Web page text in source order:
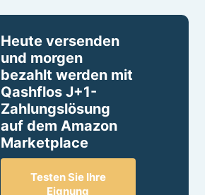
Heute versenden
und morgen
bezahlt werden mit
Qashflos J+1-
Zahlungslösung
auf dem Amazon
Marketplace
Testen Sie Ihre
Eignung